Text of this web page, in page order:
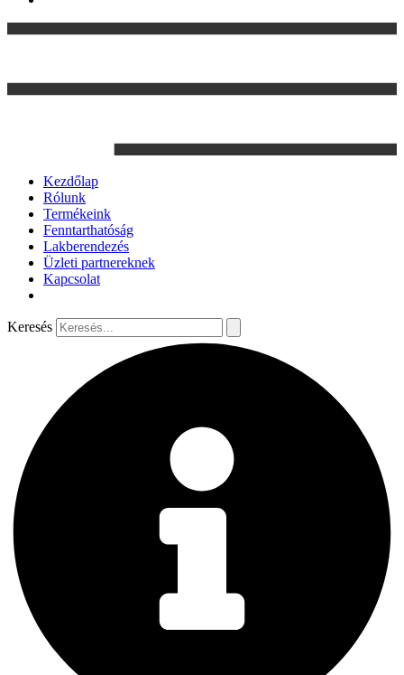
Kezdőlap
Rólunk
Termékeink
Fenntarthatóság
Lakberendezés
Üzleti partnereknek
Kapcsolat
Keresés